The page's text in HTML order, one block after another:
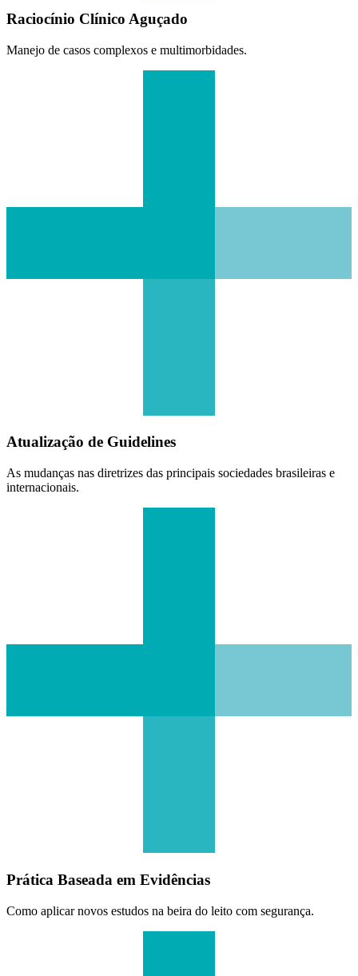
Raciocínio Clínico Aguçado
Manejo de casos complexos e multimorbidades.
Atualização de Guidelines
As mudanças nas diretrizes das principais sociedades brasileiras e
internacionais.
Prática Baseada em Evidências
Como aplicar novos estudos na beira do leito com segurança.